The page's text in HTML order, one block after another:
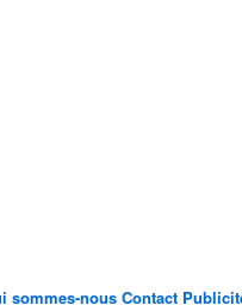
sommes-nousContact